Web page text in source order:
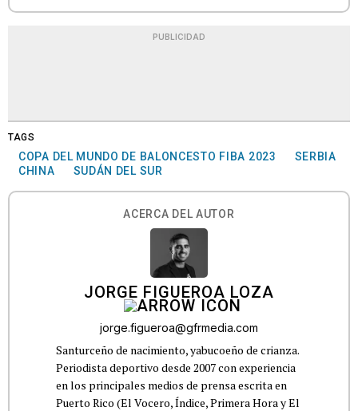
PUBLICIDAD
TAGS
COPA DEL MUNDO DE BALONCESTO FIBA 2023
SERBIA
CHINA
SUDÁN DEL SUR
ACERCA DEL AUTOR
JORGE FIGUEROA LOZA
jorge.figueroa@gfrmedia.com
Santurceño de nacimiento, yabucoeño de crianza.
Periodista deportivo desde 2007 con experiencia
en los principales medios de prensa escrita en
Puerto Rico (El Vocero, Índice, Primera Hora y El